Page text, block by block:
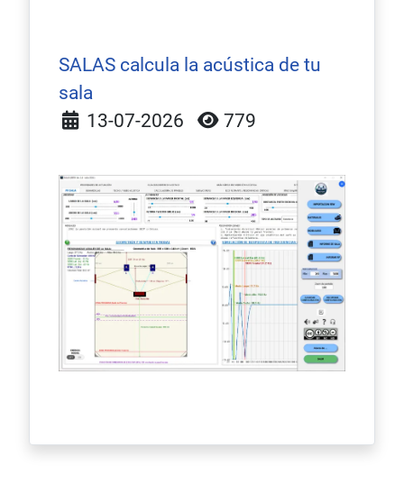
SALAS calcula la acústica de tu
sala
Detalles
13-07-2026 779